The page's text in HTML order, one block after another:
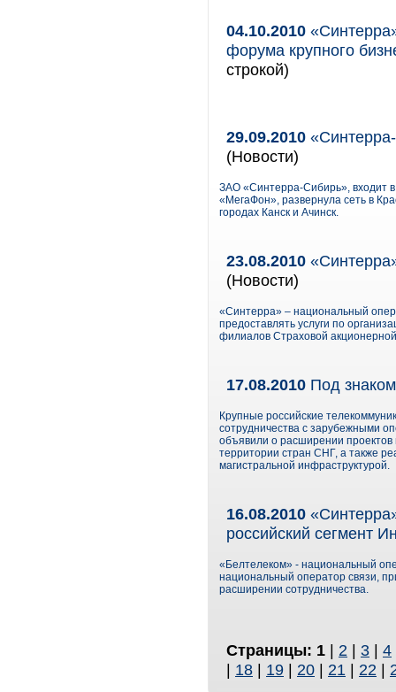
04.10.2010
форума крупного
строкой)
29.09.2010
(Новости)
ЗАО «Синтерра-Сибирь», входит
«МегаФон», развернула сеть в
городах Канск и Ачинск.
23.08.2010
(Новости)
«Синтерра» – национальный
предоставлять услуги по
филиалов Страховой
17.08.2010 Под
Крупные российские
сотрудничества с зарубежными
объявили о расширении
территории стран СНГ, а также
магистральной инфраструктурой.
16.08.2010
российский сегмент
«Белтелеком» - национальный
национальный оператор связи,
расширении сотрудничества.
Страницы: 1 | 2 | 3 | 4
| 18 | 19 | 20 | 21 | 22 |